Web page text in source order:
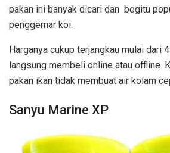
pakan ini banyak dicari dan begitu
penggemar koi.
Harganya cukup terjangkau mulai dari
langsung membeli online atau offline.
pakan ikan tidak membuat air kolam
Sanyu Marine XP